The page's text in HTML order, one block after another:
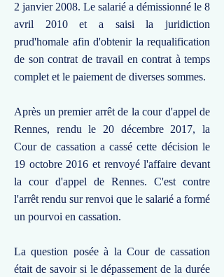
2 janvier 2008. Le salarié a démissionné le 8
avril 2010 et a saisi la juridiction
prud'homale afin d'obtenir la requalification
de son contrat de travail en contrat à temps
complet et le paiement de diverses sommes.
Après un premier arrêt de la cour d'appel de
Rennes, rendu le 20 décembre 2017, la
Cour de cassation a cassé cette décision le
19 octobre 2016 et renvoyé l'affaire devant
la cour d'appel de Rennes. C'est contre
l'arrêt rendu sur renvoi que le salarié a formé
un pourvoi en cassation.
La question posée à la Cour de cassation
était de savoir si le dépassement de la durée